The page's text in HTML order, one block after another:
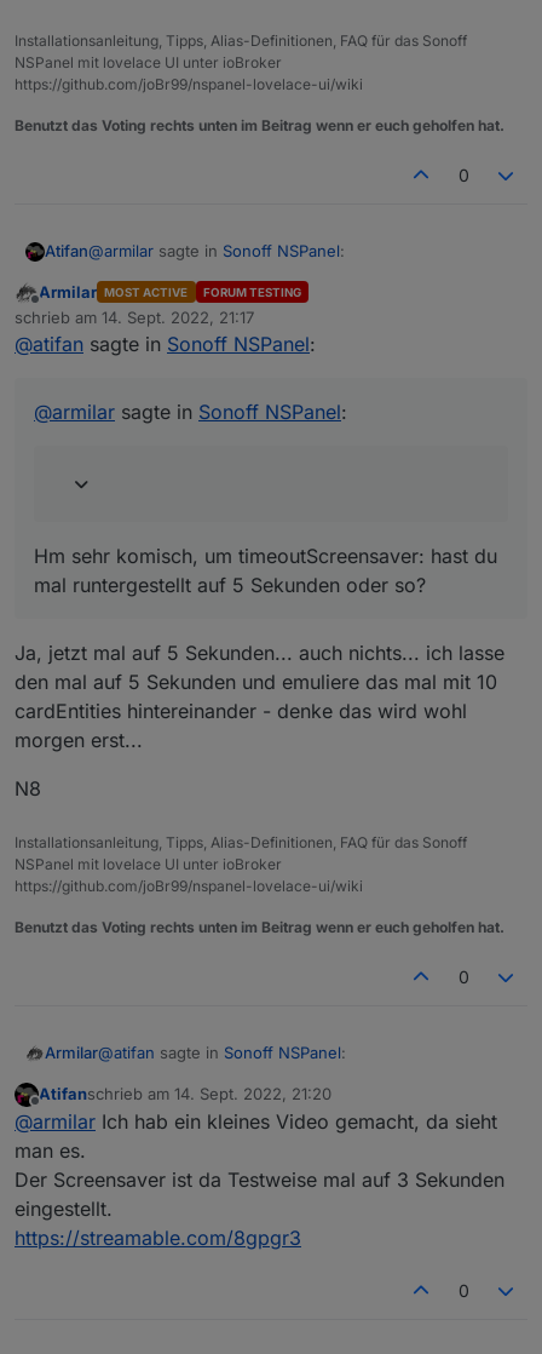
Installationsanleitung, Tipps, Alias-Definitionen, FAQ für das Sonoff
NSPanel mit lovelace UI unter ioBroker
https://github.com/joBr99/nspanel-lovelace-ui/wiki
Benutzt das Voting rechts unten im Beitrag wenn er euch geholfen hat.
0
Atifan@armilar sagte in Sonoff NSPanel:
Kann den Fehler nicht reproduzieren. Habe jetzt
mal auf 2 aufeinanderfolgenden cardEnities 2
Minuten lang geswitcht. Das Ding bleibt hell... bei
Hm sehr komisch, um timeoutScreensaver: hast du mal
Offline
Armilar MOST ACTIVE FORUM TESTING
schrieb am 14. Sept. 2022, 21:17
zuletzt editiert von
@atifan sagte in Sonoff NSPanel:
@armilar sagte in Sonoff NSPanel:
Hm sehr komisch, um timeoutScreensaver: hast du
mal runtergestellt auf 5 Sekunden oder so?
Ja, jetzt mal auf 5 Sekunden... auch nichts... ich lasse
den mal auf 5 Sekunden und emuliere das mal mit 10
cardEntities hintereinander - denke das wird wohl
morgen erst...
N8
Installationsanleitung, Tipps, Alias-Definitionen, FAQ für das Sonoff
NSPanel mit lovelace UI unter ioBroker
https://github.com/joBr99/nspanel-lovelace-ui/wiki
Benutzt das Voting rechts unten im Beitrag wenn er euch geholfen hat.
0
Armilar@atifan sagte in Sonoff NSPanel:
@ armilarsagte inSonoff NSPanel:
Kann den Fehler nicht reproduzieren. Habe
cardEnities 2 Minuten lang geswitcht. Das
Ding bleibt hell... bei mir
den mal auf 5 Sekunden und emuliere das mal mit 10
cardEntities hintereinander - denke das wird wohl
morgen erst...
N8
Offline
Atifanschrieb am 14. Sept. 2022, 21:20
zuletzt editiert von
@armilar Ich hab ein kleines Video gemacht, da sieht
man es.
Der Screensaver ist da Testweise mal auf 3 Sekunden
eingestellt.
https://streamable.com/8gpgr3
0